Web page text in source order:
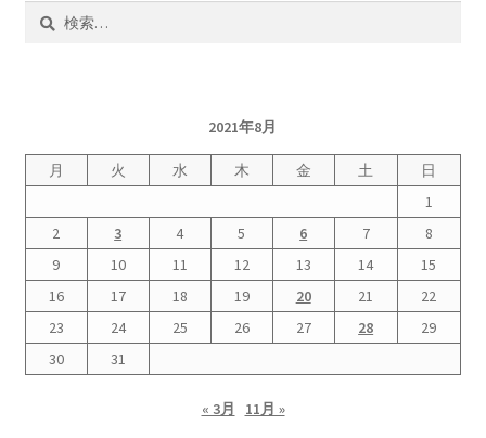
2023.1.26 「脱原発」成長論
なぜ首都圏でガンが６０万人 増えているのか！？
南海トラフ巨大地震でも原発は大丈夫と言う人々
2025.9.30 市民エネルギーと地域主権
2026.5.3 原発を止めた町
2026.5.6 テレビと原発報道の60年
2026.5.15 原発をとめた人びと
2021年8月
月 火 水 木 金 土
日
1
2
3 4 5 6 7
8
9
10 11 12 13 14
15
16
17 18 19 20 21
22
23
24 25 26 27 28
29
30
31
« 3月 11月 »